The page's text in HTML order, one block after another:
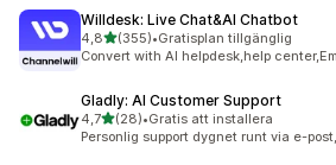
Willdesk: Live Chat&AI Chatbot
4,8av 5 stjärnor
(355)
355 recensioner totalt
•Gratisplan tillgänglig
Convert with AI helpdesk,help
Gladly: AI Customer Support
4,7av 5 stjärnor
(28)
28 recensioner totalt
•Gratis att installera
Personlig support dygnet runt via e-